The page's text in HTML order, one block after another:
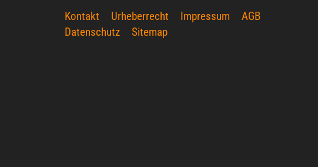
Kontakt Urheberrecht Impressum
AGB
Datenschutz
Sitemap